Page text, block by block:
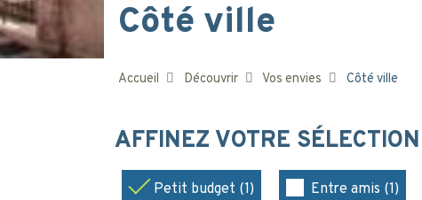
Côté ville
Accueil Découvrir Vos envies Côté ville
AFFINEZ VOTRE SÉLECTION
Petit budget (1) Entre amis (1)